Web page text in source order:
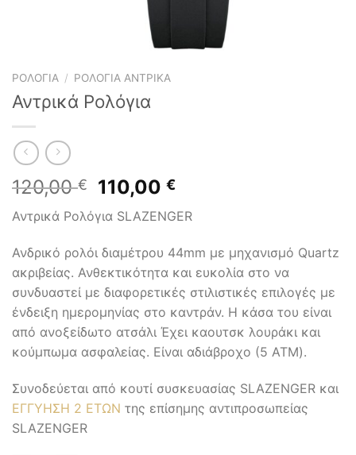
ΡΟΛΌΓΙΑ / ΡΟΛΌΓΙΑ ΑΝΤΡΙΚΆ
Αντρικά Ρολόγια
120,00€
Original
price
was:
120,00 €.
110,00€Η
τρέχουσα
τιμή
είναι:
110,00 €.
Αντρικά Ρολόγια SLAZENGER
Ανδρικό ρολόι διαμέτρου 44mm με μηχανισμό Quartz
ακριβείας. Ανθεκτικότητα και ευκολία στο να
συνδυαστεί με διαφορετικές στιλιστικές επιλογές με
ένδειξη ημερομηνίας στο καντράν. Η κάσα του είναι
από ανοξείδωτο ατσάλι Έχει καουτσκ λουράκι και
κούμπωμα ασφαλείας. Είναι αδιάβροχο (5 ATM).
Συνοδεύεται από κουτί συσκευασίας SLAZENGER και
ΕΓΓΥΗΣΗ 2 ΕΤΩΝ της επίσημης αντιπροσωπείας
SLAZENGER